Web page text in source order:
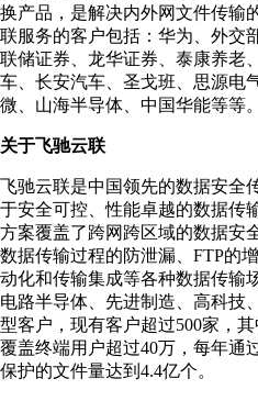
换产品，是解决内外网文件传输
联服务的客户包括：华为、外交
联储证券、龙华证券、泰康养老
车、长安汽车、圣戈班、思源电
微、山海半导体、中国华能等等。
关于飞驰云联
飞驰云联是中国领先的数据安全
于安全可控、性能卓越的数据传
方案覆盖了跨网跨区域的数据安
数据传输过程的防泄漏、FTP的
动化和传输集成等各种数据传输
电路半导体、先进制造、高科技
型客户，现有客户超过500家，其
覆盖终端用户超过40万，每年通
保护的文件量达到4.4亿个。